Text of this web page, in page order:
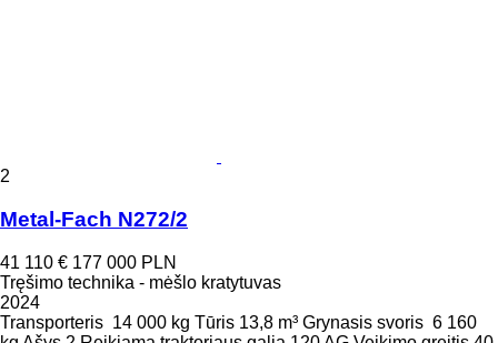
2
Metal-Fach N272/2
41 110 € 177 000 PLN
Tręšimo technika - mėšlo kratytuvas
2024
Transporteris 14 000 kg Tūris 13,8 m³ Grynasis svoris 6 160